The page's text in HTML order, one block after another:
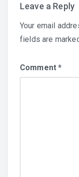
Leave a Reply
Your email
fields are
Comment*